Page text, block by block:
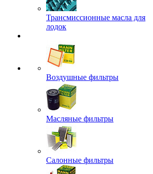
Трансмиссионные масла для
лодок
Воздушные фильтры
Масляные фильтры
Салонные фильтры